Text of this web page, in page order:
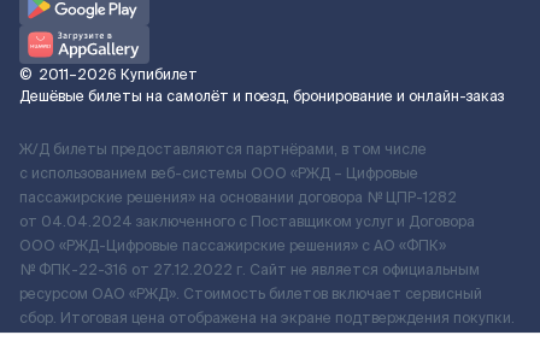
© 2011–2026 Купибилет
Дешёвые билеты на самолёт и поезд, бронирование и онлайн-заказ
Ж/Д билеты предоставляются партнёрами, в том числе
с использованием веб-системы ООО «РЖД – Цифровые
пассажирские решения» на основании договора № ЦПР-1282
от 04.04.2024 заключенного с Поставщиком услуг и Договора
ООО «РЖД-Цифровые пассажирские решения» c АО «ФПК»
№ ФПК-22-316 от 27.12.2022 г. Сайт не является официальным
ресурсом ОАО «РЖД». Стоимость билетов включает сервисный
сбор. Итоговая цена отображена на экране подтверждения покупки.